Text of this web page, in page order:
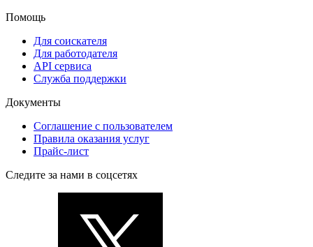
Помощь
Для соискателя
Для работодателя
API сервиса
Служба поддержки
Документы
Соглашение с пользователем
Правила оказания услуг
Прайс-лист
Следите за нами в соцсетях